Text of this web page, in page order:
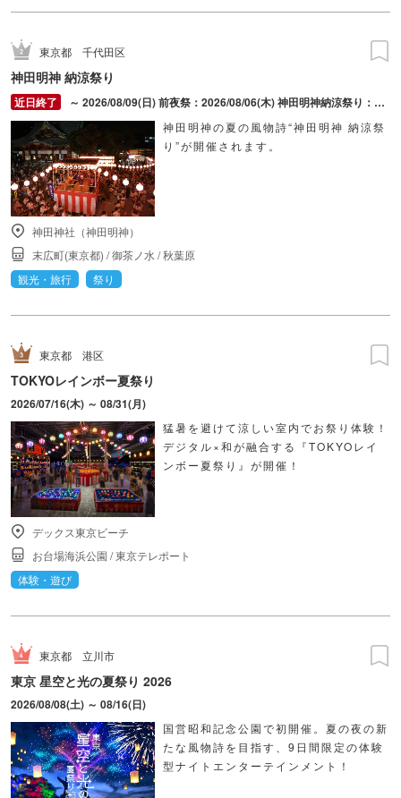
東京都 千代田区
神田明神 納涼祭り
～ 2026/08/09(日) 前夜祭：2026/08/06(木) 神田明神納涼祭り：2026/08/07(金) ～ 2026/08/09(日)
神田明神の夏の風物詩“神田明神 納涼祭
り”が開催されます。
神田神社（神田明神）
末広町(東京都) /御茶ノ水 /秋葉原
観光・旅行
祭り
東京都 港区
TOKYOレインボー夏祭り
2026/07/16(木) ～ 08/31(月)
猛暑を避けて涼しい室内でお祭り体験！
デジタル×和が融合する『TOKYOレイ
ンボー夏祭り』が開催！
デックス東京ビーチ
お台場海浜公園 /東京テレポート
体験・遊び
東京都 立川市
東京 星空と光の夏祭り 2026
2026/08/08(土) ～ 08/16(日)
国営昭和記念公園で初開催。夏の夜の新
たな風物詩を目指す、9日間限定の体験
型ナイトエンターテインメント！